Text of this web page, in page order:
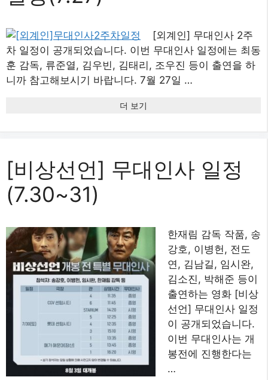
[외계인] 무대인사 2주
차 일정이 공개되었습니다. 이번 무대인사 일정에는 최동
훈 감독, 류준열, 김우빈, 김태리, 조우진 등이 출연을 하
니까 참고해보시기 바랍니다. 7월 27일 …
더 보기
[비상선언] 무대인사 일정
(7.30~31)
한재림 감독 작품, 송
강호, 이병헌, 전도
연, 김남길, 임시완,
김소진, 박해준 등이
출연하는 영화 [비상
선언] 무대인사 일정
이 공개되었습니다.
이번 무대인사는 개
봉전에 진행한다는
…